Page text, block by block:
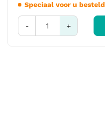
Speciaal voor u besteld
- +